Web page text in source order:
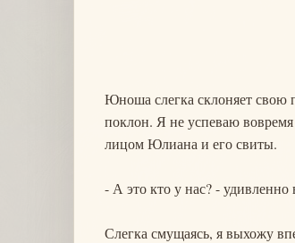
Юноша слегка склоняет свою
поклон. Я не успеваю
лицом Юлиана и его свиты.
- А это кто у нас? -
Слегка смущаясь, я выхожу